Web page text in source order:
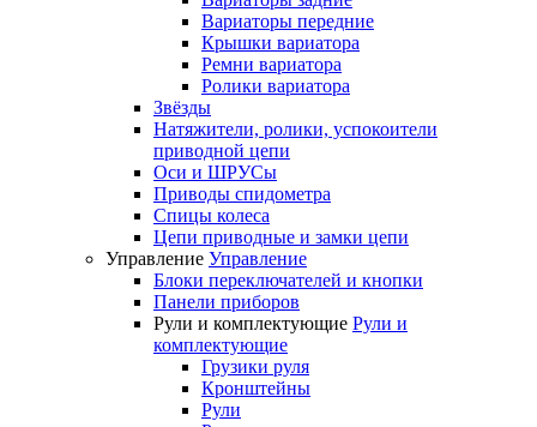
Вариаторы передние
Крышки вариатора
Ремни вариатора
Ролики вариатора
Звёзды
Натяжители, ролики, успокоители
приводной цепи
Оси и ШРУСы
Приводы спидометра
Спицы колеса
Цепи приводные и замки цепи
Управление Управление
Блоки переключателей и кнопки
Панели приборов
Рули и комплектующие Рули и
комплектующие
Грузики руля
Кронштейны
Рули